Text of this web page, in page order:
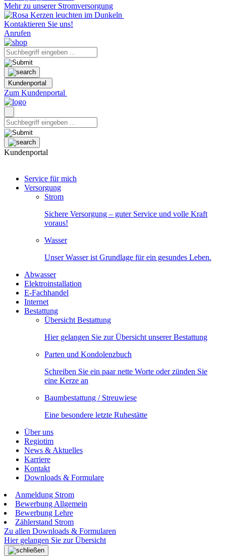
Mehr zu unserer Stromversorgung
Kontaktieren Sie uns!
Anrufen
Kundenportal
Zum Kundenportal
Kundenportal
Service für mich
Versorgung
Strom
Sichere Versorgung – guter Service und volle Kraft
voraus!
Wasser
Unser Wasser ist Grundlage für ein gesundes Leben.
Abwasser
Elektroinstallation
E-Fachhandel
Internet
Bestattung
Übersicht Bestattung
Hier gelangen Sie zur Übersicht unserer Bestattung
Parten und Kondolenzbuch
Schreiben Sie ein paar nette Worte oder zünden Sie
eine Kerze an
Baumbestattung / Streuwiese
Eine besondere letzte Ruhestätte
Über uns
Regiotim
News & Aktuelles
Karriere
Kontakt
Downloads & Formulare
Anmeldung Strom
Bewerbung Allgemein
Bewerbung Lehre
Zählerstand Strom
Zu allen Downloads & Formularen
Hier gelangen Sie zur Übersicht